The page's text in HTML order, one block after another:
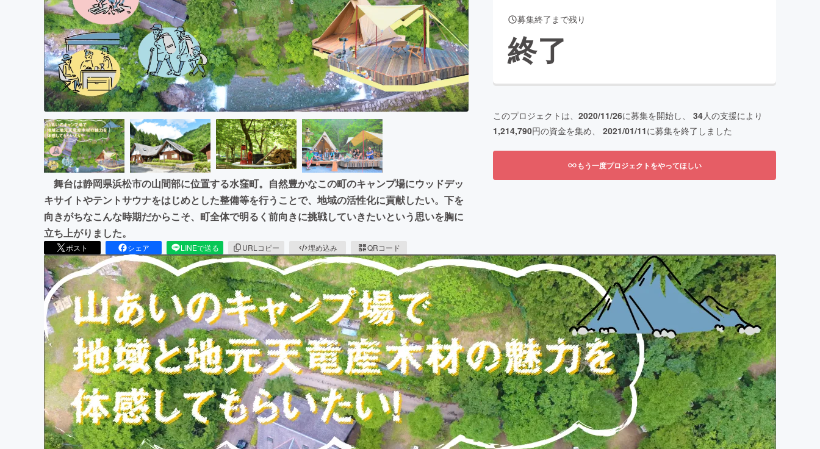
CAMPFIRE for Social GoodCAMPFIRE Creation
CAMPFIREふるさと納税machi-yaコミュニティ
舞台は静岡県浜松市の山間部に位置する水窪町。自然豊かなこの町のキャンプ場にウッドデッ
キサイトやテントサウナをはじめとした整備等を行うことで、地域の活性化に貢献したい。下を
向きがちなこんな時期だからこそ、町全体で明るく前向きに挑戦していきたいという思いを胸に
立ち上がりました。
ポスト シェア LINEで送る URLコピー 埋め込み QRコード
募集終了まで残り
終了
このプロジェクトは、 2020/11/26に募集を開始し、 34人の支援により
1,214,790円の資金を集め、 2021/01/11に募集を終了しました
もう一度プロジェクトをやってほしい